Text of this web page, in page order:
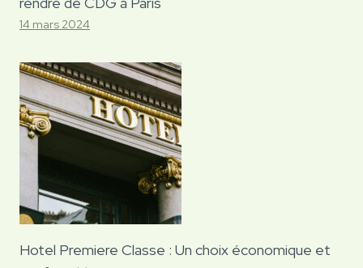
14 mars 2024
Hotel Premiere Classe : Un choix économique et